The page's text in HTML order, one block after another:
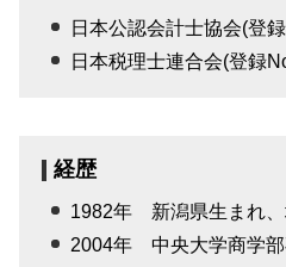
日本公認会計士協会(登
日本税理士連合会(登録
経歴
1982年 新潟県生まれ、
2004年 中央大学商学部